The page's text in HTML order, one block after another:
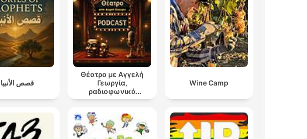
قصص
Θέατρο με Αγγελή
Γεωργία,
ραδιοφωνικά
θεατρικά έργα
Wine Camp